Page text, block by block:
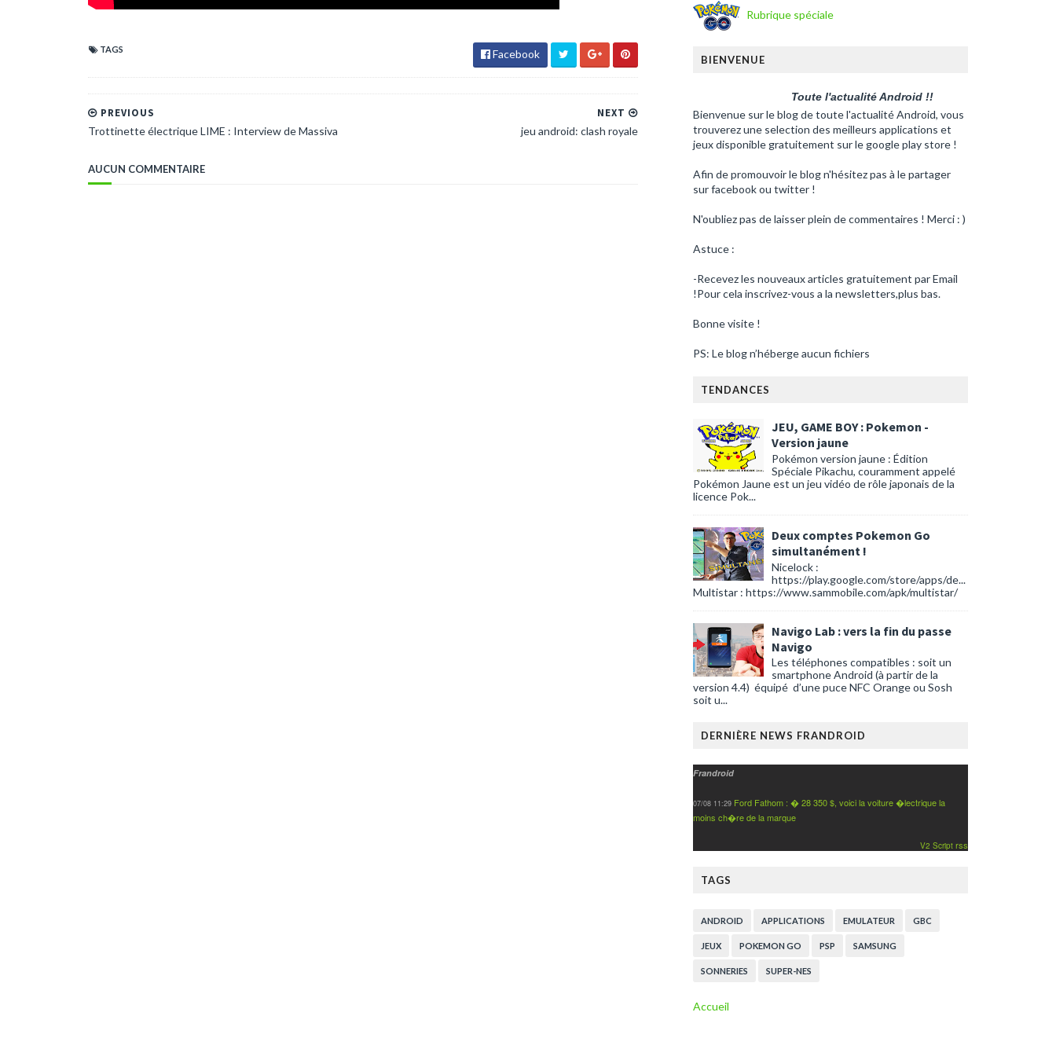
TAGS Facebook
NEXT
jeu android: clash royale
PREVIOUS
Trottinette électrique LIME : Interview de Massiva
AUCUN COMMENTAIRE
Rubrique spéciale
BIENVENUE
Toute l'actualité Android !!
Bienvenue sur le blog de toute l'actualité Android, vous
trouverez une selection des meilleurs applications et
jeux disponible gratuitement sur le google play store !
Afin de promouvoir le blog n'hésitez pas à le partager
sur facebook ou twitter !
N'oubliez pas de laisser plein de commentaires ! Merci : )
Astuce :
-Recevez les nouveaux articles gratuitement par Email
!Pour cela inscrivez-vous a la newsletters,plus bas.
Bonne visite !
PS: Le blog n’héberge aucun fichiers
TENDANCES
JEU, GAME BOY : Pokemon -
Version jaune
Pokémon version jaune : Édition
Spéciale Pikachu, couramment appelé
Pokémon Jaune est un jeu vidéo de rôle japonais de la
licence Pok...
Deux comptes Pokemon Go
simultanément !
Nicelock :
https://play.google.com/store/apps/de...
Multistar : https://www.sammobile.com/apk/multistar/
Navigo Lab : vers la fin du passe
Navigo
Les téléphones compatibles : soit un
smartphone Android (à partir de la
version 4.4) équipé d’une puce NFC Orange ou Sosh
soit u...
DERNIÈRE NEWS FRANDROID
Frandroid
07/08 11:29 Ford Fathom : � 28 350 $, voici la voiture �lectrique la
moins ch�re de la marque
V2 Script rss
TAGS
ANDROID APPLICATIONS EMULATEUR GBC
JEUX POKEMON GO PSP SAMSUNG
SONNERIES SUPER-NES
Accueil